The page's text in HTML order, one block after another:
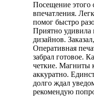
Посещение этого
впечатления.
помог быстро
Приятно удивила
дизайнов.
Оперативная
забрал готовое.
четкие. Магниты
аккуратно.
долго ждал
рекомендую